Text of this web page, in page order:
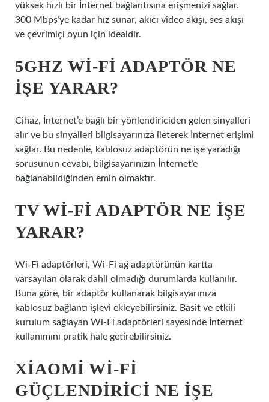
yüksek hızlı bir İnternet bağlantısına erişmenizi sağlar.
300 Mbps’ye kadar hız sunar, akıcı video akışı, ses akışı
ve çevrimiçi oyun için idealdir.
5GHZ WI-FI ADAPTÖR NE
IŞE YARAR?
Cihaz, İnternet’e bağlı bir yönlendiriciden gelen sinyalleri
alır ve bu sinyalleri bilgisayarınıza ileterek İnternet erişimi
sağlar. Bu nedenle, kablosuz adaptörün ne işe yaradığı
sorusunun cevabı, bilgisayarınızın İnternet’e
bağlanabildiğinden emin olmaktır.
TV WI-FI ADAPTÖR NE IŞE
YARAR?
Wi-Fi adaptörleri, Wi-Fi ağ adaptörünün kartta
varsayılan olarak dahil olmadığı durumlarda kullanılır.
Buna göre, bir adaptör kullanarak bilgisayarınıza
kablosuz bağlantı işlevi ekleyebilirsiniz. Basit ve etkili
kurulum sağlayan Wi-Fi adaptörleri sayesinde İnternet
kullanımını pratik hale getirebilirsiniz.
XIAOMI WI-FI
GÜÇLENDIRICI NE IŞE